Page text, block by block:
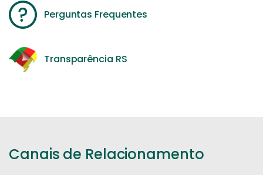
Perguntas Frequentes
Transparência RS
Canais de Relacionamento